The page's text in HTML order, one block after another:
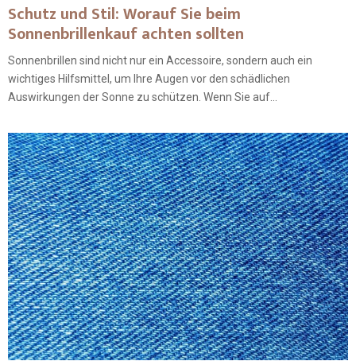
Schutz und Stil: Worauf Sie beim
Sonnenbrillenkauf achten sollten
Sonnenbrillen sind nicht nur ein Accessoire, sondern auch ein
wichtiges Hilfsmittel, um Ihre Augen vor den schädlichen
Auswirkungen der Sonne zu schützen. Wenn Sie auf...